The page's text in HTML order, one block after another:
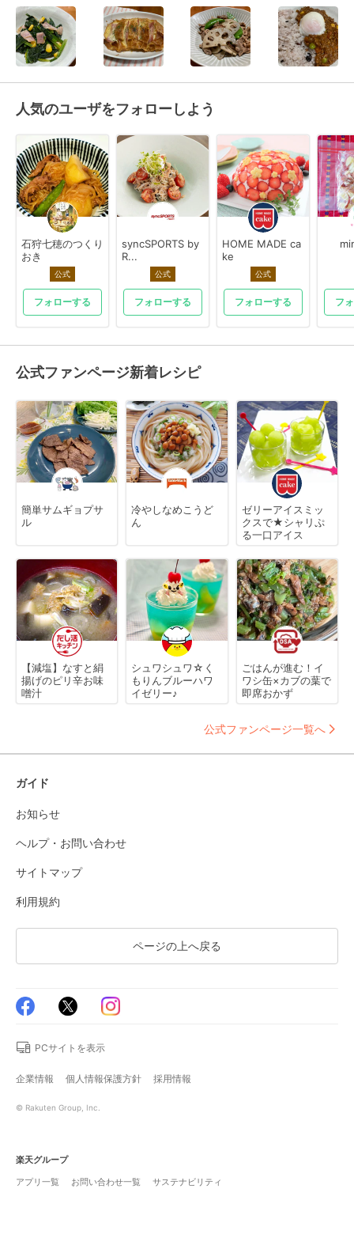
人気のユーザをフォローしよう
石狩七穂のつくり
おき
公式
フォローする
syncSPORTS by
R...
公式
フォローする
HOME MADE ca
ke
公式
フォローする フ
公式ファンページ新着レシピ
簡単サムギョプサ
ル
冷やしなめこうど
ん
ゼリーアイスミッ
クスで★シャリぷ
る一口アイス
【減塩】なすと絹
揚げのピリ辛お味
噌汁
シュワシュワ☆く
もりんブルーハワ
イゼリー♪
ごはんが進む！イ
ワシ缶×カブの葉で
即席おかず
公式ファンページ一覧へ
ガイド
お知らせ
ヘルプ・お問い合わせ
サイトマップ
利用規約
ページの上へ戻る
PCサイトを表示
企業情報 個人情報保護方針 採用情報
© Rakuten Group, Inc.
楽天グループ
アプリ一覧
お問い合わせ一覧 サステナビリティ